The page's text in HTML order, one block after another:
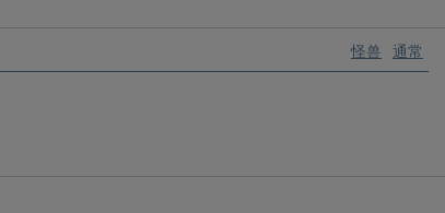
怪兽 通常